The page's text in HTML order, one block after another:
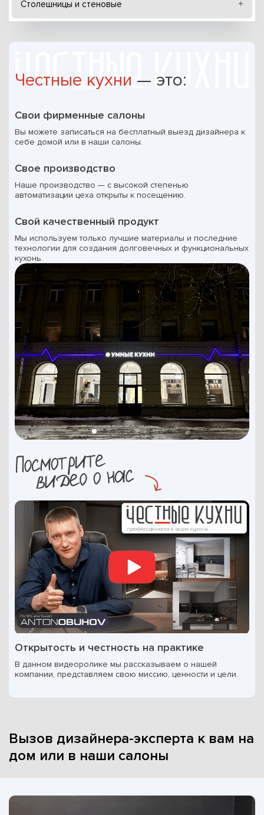
Столешницы и стеновые
Честные кухни — это:
Свои фирменные салоны
Вы можете записаться на бесплатный выезд дизайнера к
себе домой или в наши салоны.
Свое производство
Наше производство — с высокой степенью
автоматизации цеха открыты к посещению.
Свой качественный продукт
Мы используем только лучшие материалы и последние
технологии для создания долговечных и функциональных
кухонь.
Открытость и честность на практике
В данном видеоролике мы рассказываем о нашей
компании, представляем свою миссию, ценности и цели.
Вызов дизайнера-эксперта к вам на
дом или в наши салоны